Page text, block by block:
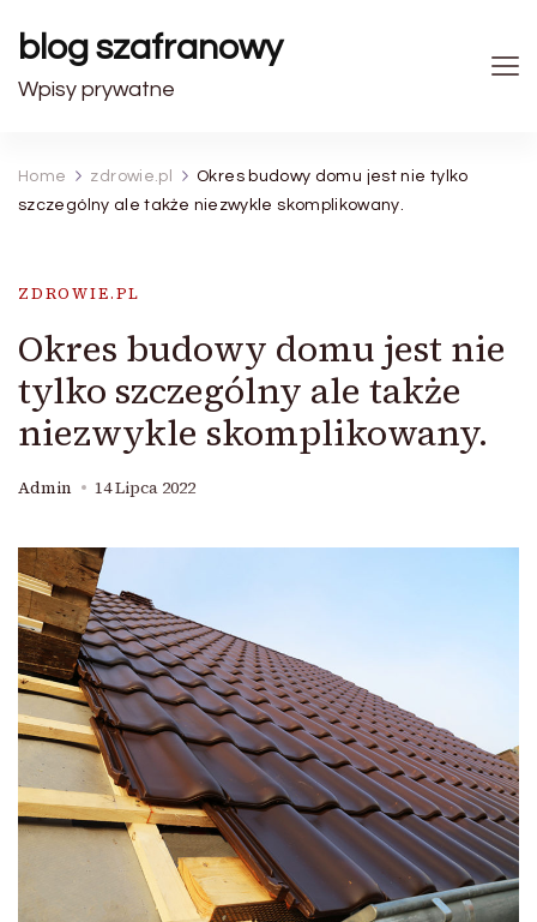
blog szafranowy
Wpisy prywatne
Home zdrowie.pl
Okres budowy domu jest nie tylko
szczególny ale także niezwykle skomplikowany.
ZDROWIE.PL
Okres budowy domu jest nie
tylko szczególny ale także
niezwykle skomplikowany.
Admin 14 Lipca 2022